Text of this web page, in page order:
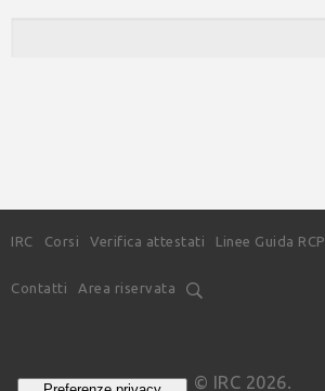
IRC Corsi Verifica attestati Linee Guida RCP
Contatti Area riservata
© IRC 2026.